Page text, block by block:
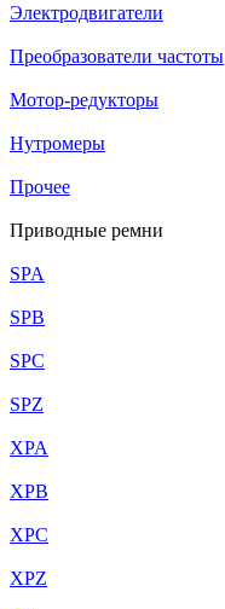
Электродвигатели
Преобразователи частоты
Мотор-редукторы
Нутромеры
Прочее
Приводные ремни
SPA
SPB
SPC
SPZ
XPA
XPB
XPC
XPZ